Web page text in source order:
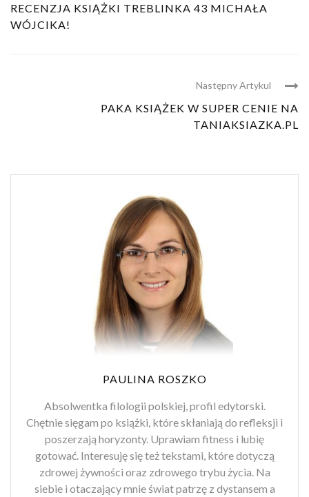
RECENZJA KSIĄŻKI TREBLINKA 43 MICHAŁA
WÓJCIKA!
Następny Artykul
PAKA KSIĄŻEK W SUPER CENIE NA
TANIAKSIAZKA.PL
PAULINA ROSZKO
Absolwentka filologii polskiej, profil edytorski.
Chętnie sięgam po książki, które skłaniają do refleksji i
poszerzają horyzonty. Uprawiam fitness i lubię
gotować. Interesuję się też tekstami, które dotyczą
zdrowej żywności oraz zdrowego trybu życia. Na
siebie i otaczający mnie świat patrzę z dystansem a